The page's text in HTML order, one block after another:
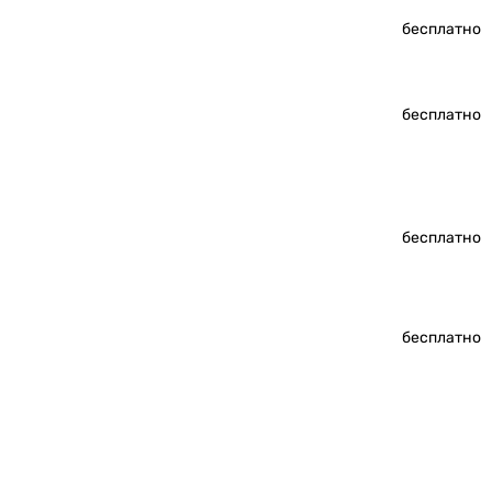
бесплатно
бесплатно
бесплатно
бесплатно